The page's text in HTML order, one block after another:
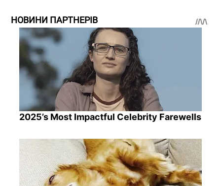
НОВИНИ ПАРТНЕРІВ
2025’s Most Impactful Celebrity Farewells